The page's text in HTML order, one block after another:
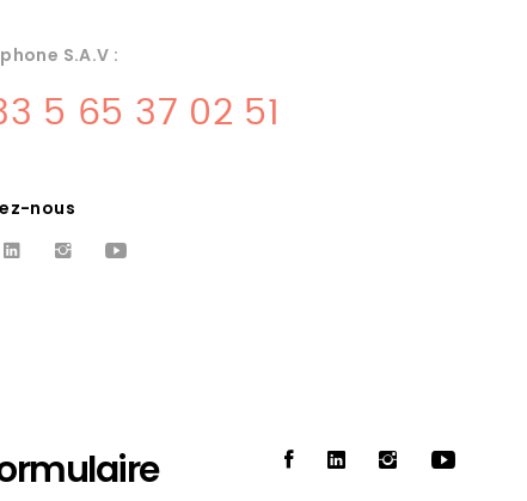
S.A.V :
5 65 37 02 51
nous
souillac, sur tout le lot albareil